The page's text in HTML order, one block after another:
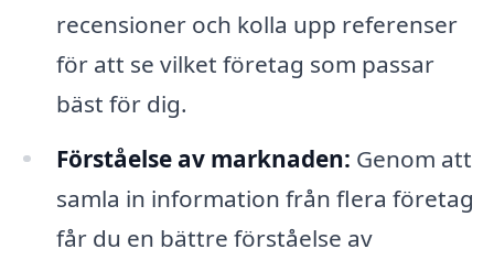
recensioner och kolla upp referenser
för att se vilket företag som passar
bäst för dig.
Förståelse av marknaden: Genom att
samla in information från flera företag
får du en bättre förståelse av